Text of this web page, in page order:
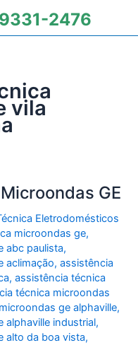
2476
vila
GE
Eletrodomésticos
microondas ge,
abc paulista,
aclimação,assistência
,assistência técnica
técnica microondas
ge alphaville,
alphaville industrial,
alto da boa vista,